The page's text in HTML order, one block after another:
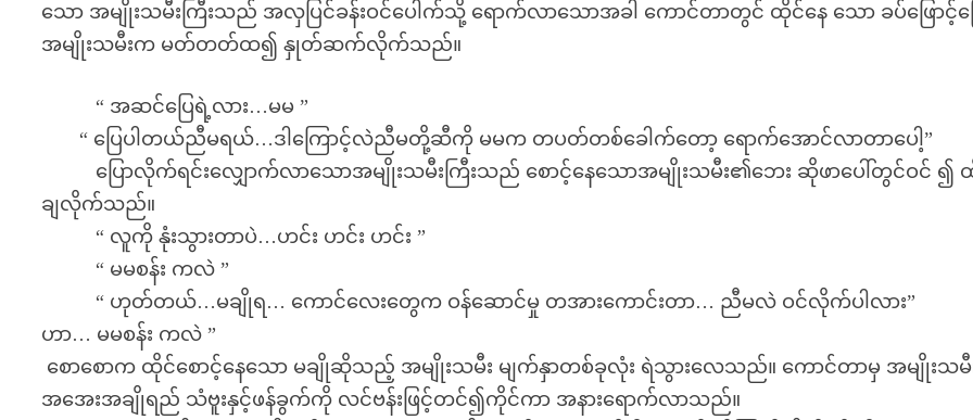
သော အမျိုးသမီးကြီးသည် အလှပြင်ခန်းဝင်ပေါက်သို့ ရောက်လာသောအခါ ကောင်တာတွင် ထိုင်နေ သော ခပ်ဖြောင့်ဖြ
အမျိုးသမီးက မတ်တတ်ထ၍ နှုတ်ဆက်လိုက်သည်။
“ အဆင်ပြေရဲ့လား…မမ ”
“ ပြေပါတယ်ညီမရယ်…ဒါကြောင့်လဲညီမတို့ဆီကို မမက တပတ်တစ်ခေါက်တော့ ရောက်အောင်လာတာပေါ့”
ပြောလိုက်ရင်းလျှောက်လာသောအမျိုးသမီးကြီးသည် စောင့်နေသောအမျိုးသမီး၏ဘေး ဆိုဖာပေါ်တွင်ဝင် ၍
ချလိုက်သည်။
“ လူကို နုံးသွားတာပဲ…ဟင်း ဟင်း ဟင်း ”
“ မမစန်း ကလဲ ”
“ ဟုတ်တယ်…မချိုရ… ကောင်လေးတွေက ဝန်ဆောင်မှု တအားကောင်းတာ… ညီမလဲ ဝင်လိုက်ပါလား”
ဟာ… မမစန်း ကလဲ ”
စောစောက ထိုင်စောင့်နေသော မချိုဆိုသည့် အမျိုးသမီး မျက်နှာတစ်ခုလုံး ရဲသွားလေသည်။ ကောင်တာမှ အမျိုးသ
အအေးအချိုရည် သံဗူးနှင့်ဖန်ခွက်ကို လင်ဗန်းဖြင့်တင်၍ကိုင်ကာ အနားရောက်လာသည်။